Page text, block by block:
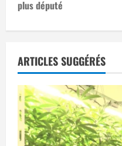
g
t
i
o
n
plus député
ARTICLES SUGGÉRÉS